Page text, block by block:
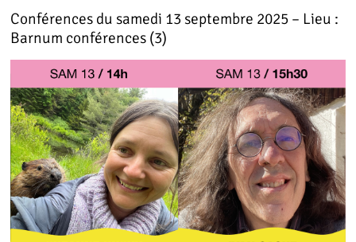
Conférences du samedi 13 septembre 2025 – Lieu :
Barnum conférences (3)